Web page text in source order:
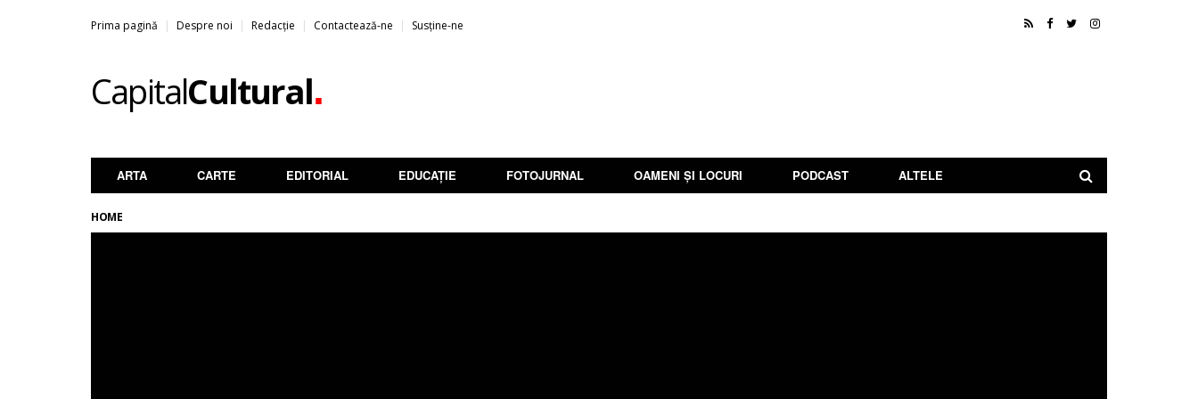
Prima pagină Despre noi Redacție Contactează-ne Susține-ne
CapitalCultural.
ARTA CARTE EDITORIAL EDUCAȚIE FOTOJURNAL OAMENI ȘI LOCURI PODCAST ALTELE
HOME